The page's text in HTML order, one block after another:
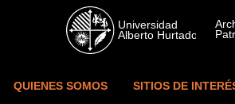
Skip to main content
QUIENES SOMOS SITIOS DE